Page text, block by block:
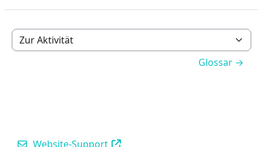
Zur Aktivität
Glossar →
Website-Support